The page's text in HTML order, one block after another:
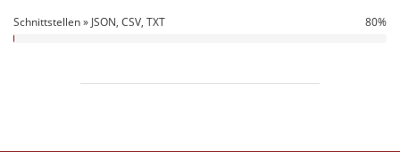
Schnittstellen » JSON, CSV, TXT
80%
80%